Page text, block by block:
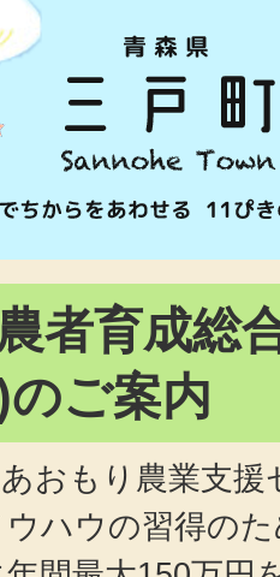
者育成総
ご案内
おもり農業支援
ハウの習得の